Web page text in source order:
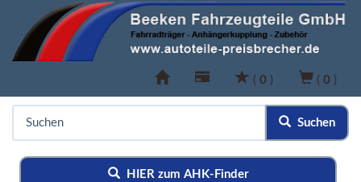
( 0 ) ( 0 )
Suchen
HIER zum AHK-Finder